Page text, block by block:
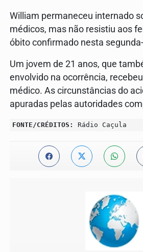
William permaneceu internado
médicos, mas não resistiu aos
óbito confirmado nesta
Um jovem de 21 anos, que
envolvido na ocorrência,
médico. As circunstâncias do
apuradas pelas autoridades
FONTE/CRÉDITOS: Rádio Caçula